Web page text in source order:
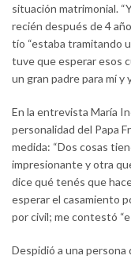
situación matrimonial.
recién después de 4
tío “estaba tramitando
tuve que esperar esos
un gran padre para mí y
En la entrevista María
personalidad del Papa
medida: “Dos cosas
impresionante y otra
dice qué tenés que
esperar el casamiento
por civil; me contestó
Despidió a una persona